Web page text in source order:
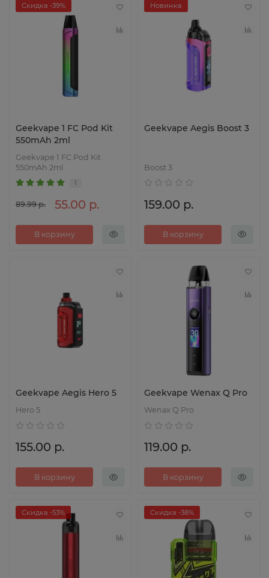
Скидка -39%
Geekvape 1 FC Pod Kit
550mAh 2ml
Geekvape 1 FC Pod Kit
550mAh 2ml
1
89.99 р. 55.00 р.
В корзину
Новинка
Geekvape Aegis Boost 3
Boost 3
159.00 р.
В корзину
Geekvape Aegis Hero 5
Hero 5
155.00 р.
В корзину
Geekvape Wenax Q Pro
Wenax Q Pro
119.00 р.
В корзину
Скидка -53% Скидка -38%